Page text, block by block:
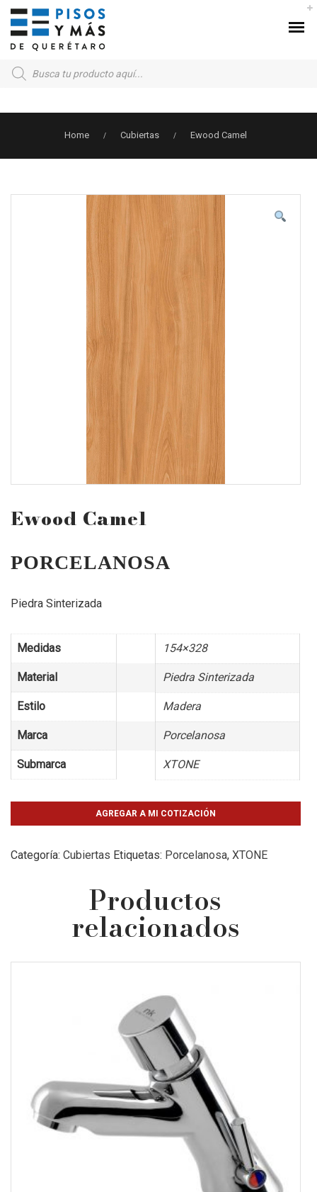
Products
search
Home / Cubiertas / Ewood Camel
Ewood Camel
PORCELANOSA
Piedra Sinterizada
Medidas 154×328
Material Piedra Sinterizada
Estilo Madera
Marca Porcelanosa
Submarca XTONE
AGREGAR A MI COTIZACIÓN
Categoría: Cubiertas Etiquetas: Porcelanosa, XTONE
Productos
relacionados